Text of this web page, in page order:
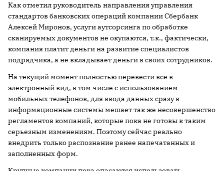
Как отметил руководитель направления управления
стандартов банковских операций компании Сбербанк
Алексей Миронов, услуги аутсорсинга по обработке
сканируемых документов не окупаются, т.к., фактически,
компания платит деньги на развитие специалистов
подрядчика, а не вкладывает деньги в своих сотрудников.
На текущий момент полностью перевести все в
электронный вид, в том числе с использованием
мобильных телефонов, для ввода данных сразу в
информационные системы мешает так же несовершенство
регламентов компаний, которые пока не готовы к таким
серьезным изменениям. Поэтому сейчас реально
внедрить только распознание ранее напечатанных и
заполненных форм.